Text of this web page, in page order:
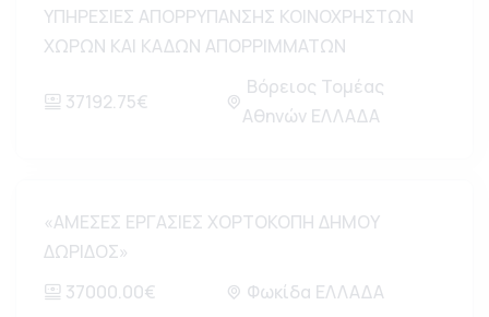
ΥΠΗΡΕΣΙΕΣ ΑΠΟΡΡΥΠΑΝΣΗΣ ΚΟΙΝΟΧΡΗΣΤΩΝ
ΧΩΡΩΝ ΚΑΙ ΚΑΔΩΝ ΑΠΟΡΡΙΜΜΑΤΩΝ
37192.75€
Βόρειος Τομέας
Αθηνών ΕΛΛΑΔΑ
«ΑΜΕΣΕΣ ΕΡΓΑΣΙΕΣ ΧΟΡΤΟΚΟΠΗ ΔΗΜΟΥ
ΔΩΡΙΔΟΣ»
37000.00€
Φωκίδα ΕΛΛΑΔΑ